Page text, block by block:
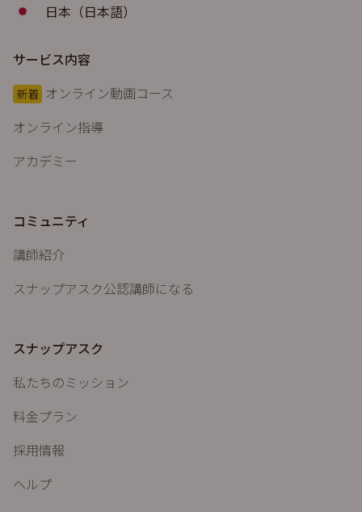
日本（日本語）
サービス内容
新着 オンライン動画コース
オンライン指導
アカデミー
コミュニティ
講師紹介
スナップアスク公認講師になる
スナップアスク
私たちのミッション
料金プラン
採用情報
ヘルプ